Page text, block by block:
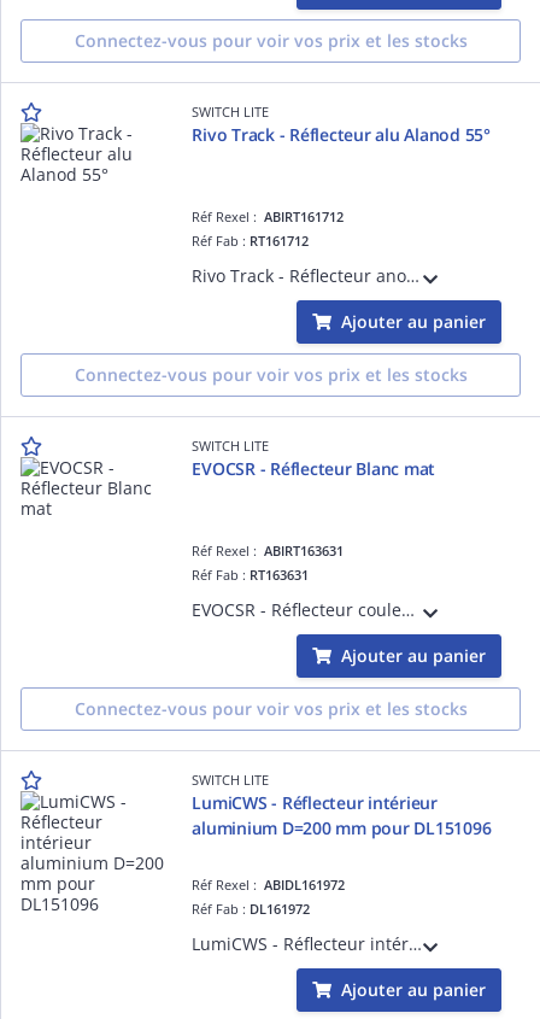
Connectez-vous pour voir vos prix et les stocks
SWITCH LITE
Rivo Track - Réflecteur alu Alanod 55°
Réf Rexel :ABIRT161712
Réf Fab : RT161712
Rivo Track - Réflecteur anodisé 55° pour projecteur
Ajouter au panier
Connectez-vous pour voir vos prix et les stocks
SWITCH LITE
EVOCSR - Réflecteur Blanc mat
Réf Rexel :ABIRT163631
Réf Fab : RT163631
EVOCSR - Réflecteur couleur blanc mat pour spot basse luminance EVO
Ajouter au panier
Connectez-vous pour voir vos prix et les stocks
SWITCH LITE
LumiCWS - Réflecteur intérieur
aluminium D=200 mm pour DL151096
Réf Rexel :ABIDL161972
Réf Fab : DL161972
LumiCWS - Réflecteur intérieur Argent D=200/230 mm pour DL151096 & DL157234
Ajouter au panier